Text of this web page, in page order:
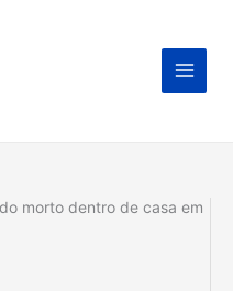
morto dentro de casa em